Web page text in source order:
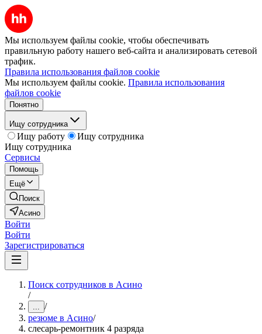
Мы используем файлы cookie, чтобы обеспечивать
правильную работу нашего веб-сайта и анализировать сетевой
трафик.
Правила использования файлов cookie
Мы используем файлы cookie. Правила использования
файлов cookie
Понятно
Ищу сотрудника
Ищу работу
Ищу сотрудника
Ищу сотрудника
Сервисы
Помощь
Ещё
Поиск
Асино
Войти
Войти
Зарегистрироваться
Поиск сотрудников в Асино
/
... /
резюме в Асино/
слесарь-ремонтник 4 разряда